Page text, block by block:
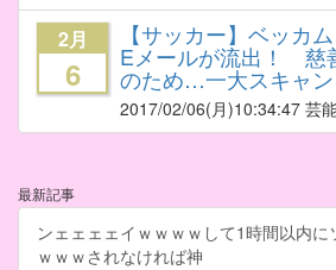
2月
6
【サッカー】ベッカ
Eメールが流出！ 慈
のため…一大スキャ
2017/02/06(月)10:34:47 芸
最新記事
ンェェェェイｗｗｗｗして1時間以内に
ｗｗｗされなければ神